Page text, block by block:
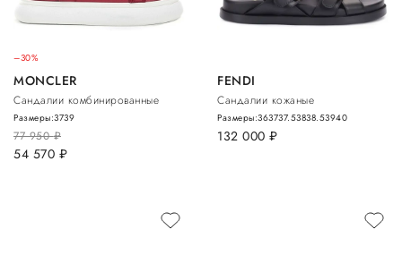
–30%
MONCLER
Сандалии комбинированные
77 950руб.
54 570 руб.
Размеры:3739
FENDI
Сандалии кожаные
132 000 руб.
Размеры:363737.53838.53940